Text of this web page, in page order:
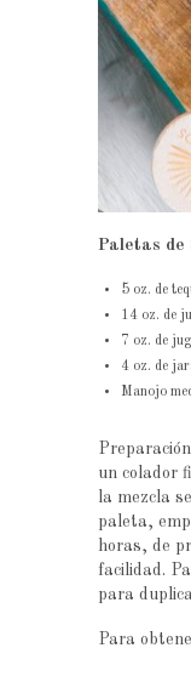
Paletas de
5 oz. de
14 oz. de
7 oz. de
4 oz. de
Manojo
un colador
la mezcla
paleta,
horas, de
facilidad.
para
Para